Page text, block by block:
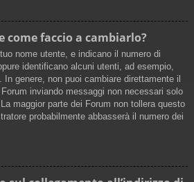
come faccio a cambiarlo?
nome utente, e indicano il numero di
identificano alcuni utenti, ad esempio,
genere, non puoi cambiare direttamente il
inviando messaggi non necessari solo
maggior parte dei Forum non tollera questo
probabilmente abbasserà il numero dei